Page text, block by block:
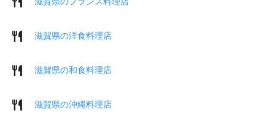
滋賀県の洋食料理店
滋賀県の和食料理店
滋賀県の沖縄料理店